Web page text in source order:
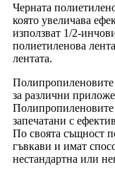
Черната
която увеличава
използват 1/2-
полиетиленова
лентата.
Полипропиленовите
за различни
Полипропиленовите
запечатани с
По своята същност
гъвкави и имат
нестандартна или